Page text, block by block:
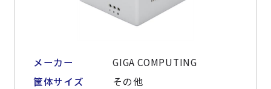
メーカー
GIGA COMPUTING
筐体サイズ
その他